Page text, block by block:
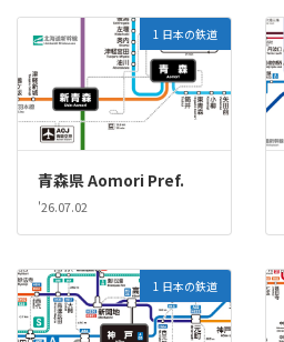
1 日本の鉄道
青森県 Aomori Pref.
'26.07.02
1 日本の鉄道